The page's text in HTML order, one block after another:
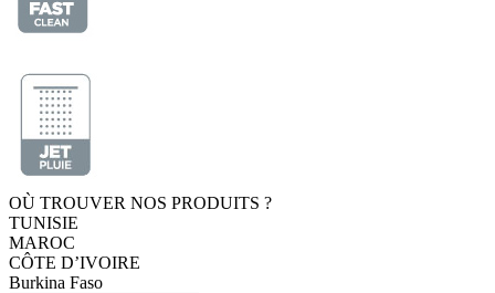
OÙ TROUVER NOS PRODUITS ?
TUNISIE
MAROC
CÔTE D’IVOIRE
Burkina Faso